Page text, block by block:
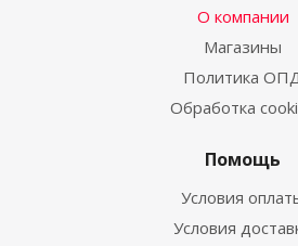
О компании
Магазины
Политика
Обработка
Помощь
Условия
Условия